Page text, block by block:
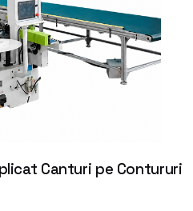
Canturi pe Contururi